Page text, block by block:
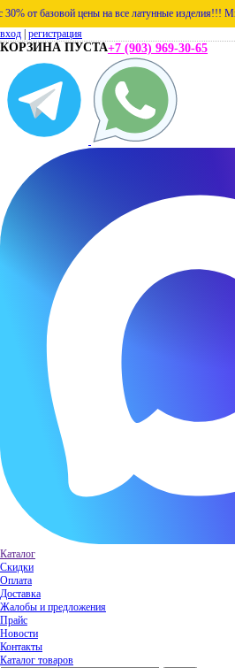
базовой цены на все латунные изделия!!! Минус
вход регистрация
КОРЗИНА ПУСТА+7 (903) 969-30-65
Каталог
Скидки
Оплата
Доставка
Жалобы и предложения
Прайс
Новости
Контакты
Каталог товаров